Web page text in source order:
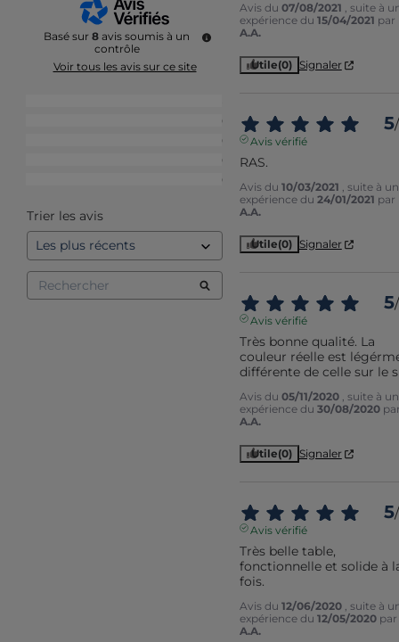
Basé sur 8 avis soumis à un
contrôle
Voir tous les avis sur ce site
0
0
0
0
Trier les avis
Avis du 07/08/2021 , suite à
expérience du 15/04/2021 par
A.A.
Utile(0) Signaler
5/
Avis vérifié
RAS.
Avis du 10/03/2021 , suite à
expérience du 24/01/2021 par
A.A.
Utile(0) Signaler
5/
Avis vérifié
Très bonne qualité. La
couleur réelle est
différente de celle sur le
Avis du 05/11/2020 , suite à
expérience du 30/08/2020
A.A.
Utile(0) Signaler
5/
Avis vérifié
Très belle table,
fonctionnelle et solide à
fois.
Avis du 12/06/2020 , suite à
expérience du 12/05/2020 par
A.A.